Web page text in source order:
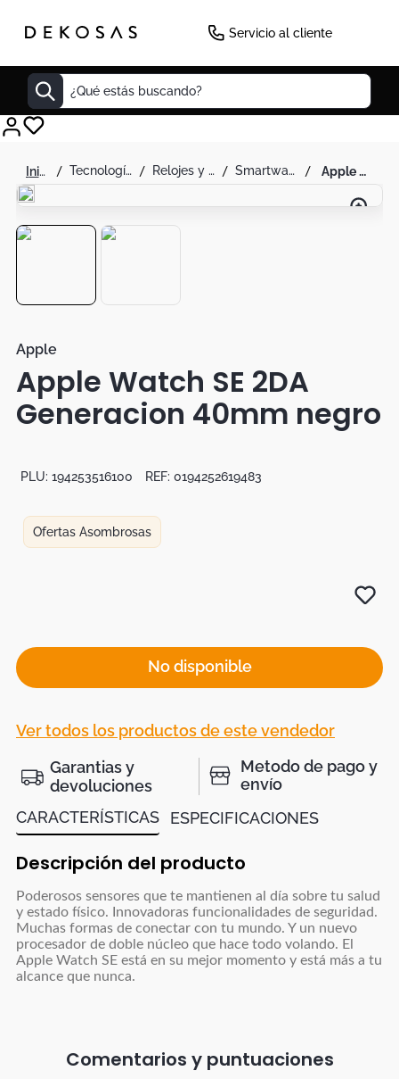
Servicio al cliente
¿Qué estás buscando?
tecnología relojes y bandas inteligentes smartwatch apple watch se 2da generacion 40mm negro
Apple
Apple Watch SE 2DA
Generacion 40mm negro
PLU: 194253516100 REF: 0194252619483
Ofertas Asombrosas
No disponible
Ver todos los productos de este vendedor
Garantias y
devoluciones
Metodo de pago y
envío
CARACTERÍSTICAS
ESPECIFICACIONES
Descripción del producto
Poderosos sensores que te mantienen al día sobre tu salud
y estado físico. Innovadoras funcionalidades de seguridad.
Muchas formas de conectar con tu mundo. Y un nuevo
procesador de doble núcleo que hace todo volando. El
Apple Watch SE está en su mejor momento y está más a tu
alcance que nunca.
Comentarios
Decoracion
Cuadro
Sillas
Duvet
Botas